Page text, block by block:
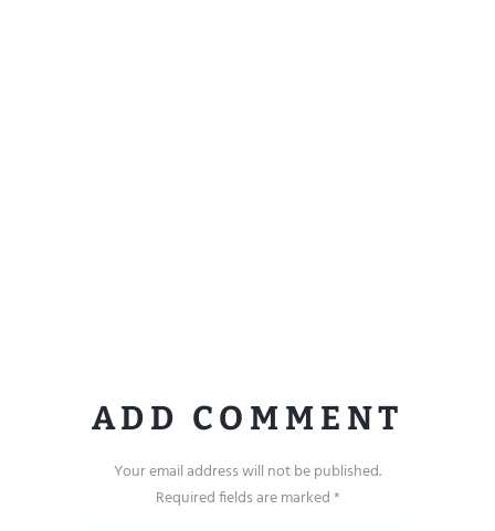
ADD COMMENT
Your email address will not be published.
Required fields are marked *